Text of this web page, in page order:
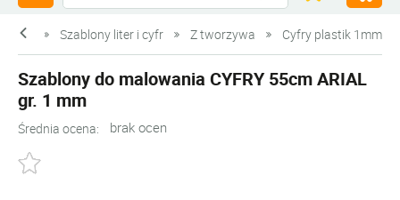
Szablony liter i cyfr Z tworzywa Cyfry plastik 1mm
Szablony do malowania CYFRY 55cm ARIAL
gr. 1 mm
Średnia ocena: brak ocen